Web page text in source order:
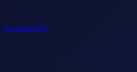
Enciklopedija